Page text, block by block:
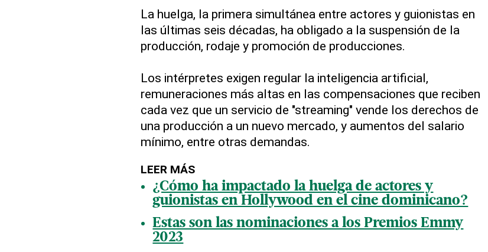
La huelga, la primera simultánea entre actores y guionistas en
las últimas seis décadas, ha obligado a la suspensión de la
producción, rodaje y promoción de producciones.
Los intérpretes exigen regular la inteligencia artificial,
remuneraciones más altas en las compensaciones que reciben
cada vez que un servicio de "streaming" vende los derechos de
una producción a un nuevo mercado, y aumentos del salario
mínimo, entre otras demandas.
LEER MÁS
¿Cómo ha impactado la huelga de actores y
guionistas en Hollywood en el cine dominicano?
Estas son las nominaciones a los Premios Emmy
2023